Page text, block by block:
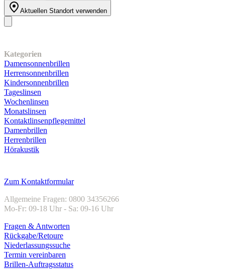
Aktuellen Standort verwenden
Kategorien
Damensonnenbrillen
Herrensonnenbrillen
Kindersonnenbrillen
Tageslinsen
Wochenlinsen
Monatslinsen
Kontaktlinsenpflegemittel
Damenbrillen
Herrenbrillen
Hörakustik
Zum Kontaktformular
Allgemeine Fragen: 0800 34356266
Mo-Fr: 09-18 Uhr - Sa: 09-16 Uhr
Fragen & Antworten
Rückgabe/Retoure
Niederlassungssuche
Termin vereinbaren
Brillen-Auftragsstatus